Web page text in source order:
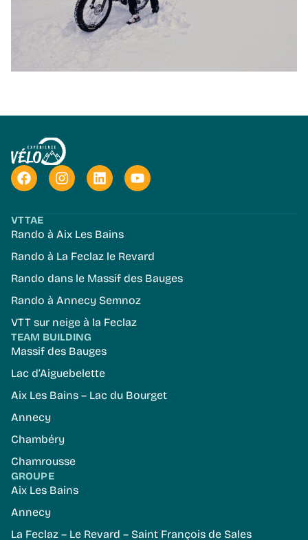
VTTAE
Rando à Aix Les Bains
Rando à La Feclaz le Revard
Rando dans le Massif des Bauges
Rando à Annecy Semnoz
VTT sur neige à la Feclaz
TEAM BUILDING
Massif des Bauges
Lac d’Aiguebelette
Aix Les Bains – Lac du Bourget
Annecy
Chambéry
Chamrousse
GROUPE
Aix Les Bains
Annecy
La Feclaz – Le Revard – Saint François de Sales